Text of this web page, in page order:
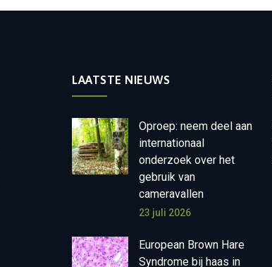
LAATSTE NIEUWS
Oproep: neem deel aan
internationaal
onderzoek over het
gebruik van
cameravallen
23 juli 2026
European Brown Hare
Syndrome bij haas in